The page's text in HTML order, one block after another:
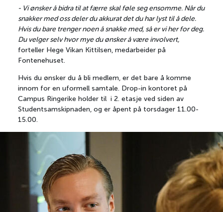
- Vi ønsker å bidra til at færre skal føle seg ensomme. Når du
snakker med oss deler du akkurat det du har lyst til å dele.
Hvis du bare trenger noen å snakke med, så er vi her for deg.
Du velger selv hvor mye du ønsker å være involvert,
forteller Hege Vikan Kittilsen, medarbeider på
Fontenehuset.
Hvis du ønsker du å bli medlem, er det bare å komme
innom for en uformell samtale. Drop-in kontoret på
Campus Ringerike holder til i 2. etasje ved siden av
Studentsamskipnaden, og er åpent på torsdager 11.00-
15.00.